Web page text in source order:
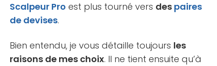
Scalpeur Pro est plus tourné vers des paires
de devises.
Bien entendu, je vous détaille toujours les
raisons de mes choix. Il ne tient ensuite qu’à